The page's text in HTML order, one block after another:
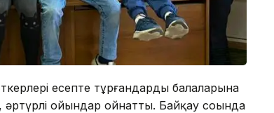
есепте тұрғандардың балаларына
ойындар ойнатты. Байқау соңында